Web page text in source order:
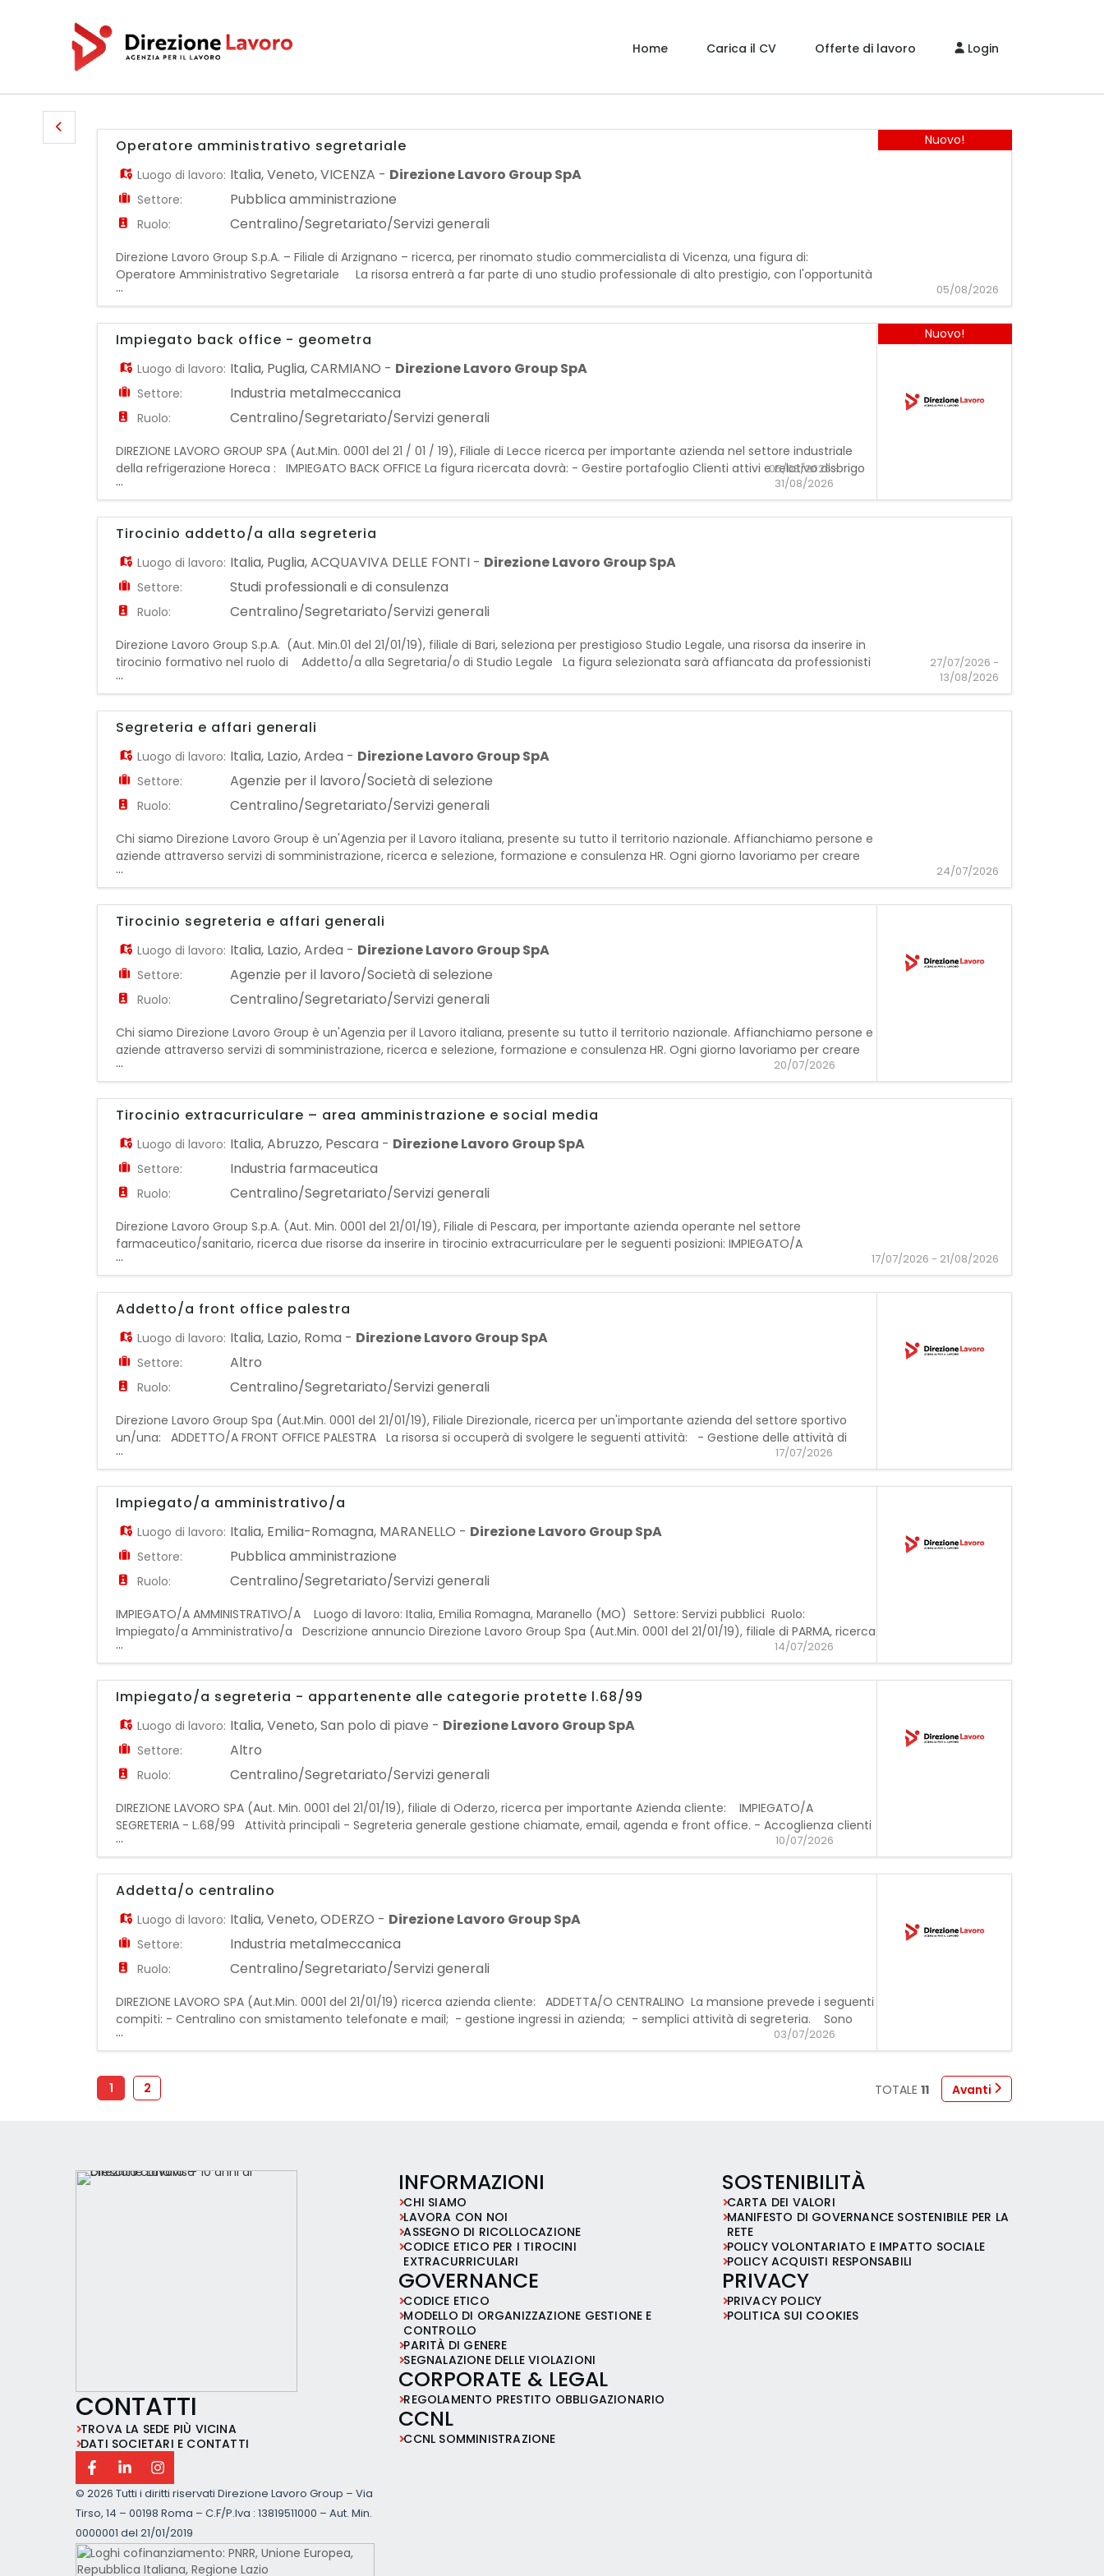
Home Carica il CV Offerte di lavoro Login
Operatore amministrativo segretariale
Luogo di lavoro: Italia,Veneto,VICENZA - Direzione Lavoro Group SpA
Settore: Pubblica amministrazione
Ruolo: Centralino/Segretariato/Servizi generali
Direzione Lavoro Group S.p.A. – Filiale di Arzignano – ricerca, per rinomato studio commercialista di Vicenza, una figura di:
Operatore Amministrativo Segretariale La risorsa entrerà a far parte di uno studio professionale di alto prestigio, con l'opportunità
di sviluppare competenze tecniche e professionali operando a stretto contatto c
...
Nuovo!
05/08/2026
Impiegato back office - geometra
Luogo di lavoro: Italia, Puglia,CARMIANO - Direzione Lavoro Group SpA
Settore: Industria metalmeccanica
Ruolo: Centralino/Segretariato/Servizi generali
DIREZIONE LAVORO GROUP SPA (Aut.Min. 0001 del 21 / 01 / 19), Filiale di Lecce ricerca per importante azienda nel settore industriale
della refrigerazione Horeca : IMPIEGATO BACK OFFICE La figura ricercata dovrà: - Gestire portafoglio Clienti attivi e relativo disbrigo
pratiche amministrative; - Combinare competenze amministrative con abili
...
Nuovo!
05/08/2026 -
31/08/2026
Tirocinio addetto/a alla segreteria
Luogo di lavoro: Italia, Puglia,ACQUAVIVA DELLE FONTI - Direzione Lavoro Group SpA
Settore: Studi professionali e di consulenza
Ruolo: Centralino/Segretariato/Servizi generali
Direzione Lavoro Group S.p.A. (Aut. Min.01 del 21/01/19), filiale di Bari, seleziona per prestigioso Studio Legale, una risorsa da inserire in
tirocinio formativo nel ruolo di Addetto/a alla Segretaria/o di Studio Legale La figura selezionata sarà affiancata da professionisti
del settore e avrà l'opportunità di acquisire competenze nella
...
27/07/2026 -
13/08/2026
Segreteria e affari generali
Luogo di lavoro: Italia, Lazio,Ardea - Direzione Lavoro Group SpA
Settore: Agenzie per il lavoro/Società di selezione
Ruolo: Centralino/Segretariato/Servizi generali
Chi siamo Direzione Lavoro Group è un'Agenzia per il Lavoro italiana, presente su tutto il territorio nazionale. Affianchiamo persone e
aziende attraverso servizi di somministrazione, ricerca e selezione, formazione e consulenza HR. Ogni giorno lavoriamo per creare
nuove opportunità professionali e supportare la crescita delle imprese. Per la nos
... 24/07/2026
Tirocinio segreteria e affari generali
Luogo di lavoro: Italia, Lazio,Ardea - Direzione Lavoro Group SpA
Settore: Agenzie per il lavoro/Società di selezione
Ruolo: Centralino/Segretariato/Servizi generali
Chi siamo Direzione Lavoro Group è un'Agenzia per il Lavoro italiana, presente su tutto il territorio nazionale. Affianchiamo persone e
aziende attraverso servizi di somministrazione, ricerca e selezione, formazione e consulenza HR. Ogni giorno lavoriamo per creare
nuove opportunità professionali e supportare la crescita delle imprese. Per la nos
... 20/07/2026
Tirocinio extracurriculare – area amministrazione e social media
Luogo di lavoro: Italia,Abruzzo, Pescara - Direzione Lavoro Group SpA
Settore: Industria farmaceutica
Ruolo: Centralino/Segretariato/Servizi generali
Direzione Lavoro Group S.p.A. (Aut. Min. 0001 del 21/01/19), Filiale di Pescara, per importante azienda operante nel settore
farmaceutico/sanitario, ricerca due risorse da inserire in tirocinio extracurriculare per le seguenti posizioni: IMPIEGATO/A
AMMINISTRATIVO/A CONTABILE IN TIROCINIO EXTRACURRICULARE SOCIAL MEDIA MANAGER (SMM) IN TIROCINIO E
... 17/07/2026 - 21/08/2026
Addetto/a front office palestra
Luogo di lavoro: Italia, Lazio, Roma - Direzione Lavoro Group SpA
Settore: Altro
Ruolo: Centralino/Segretariato/Servizi generali
Direzione Lavoro Group Spa (Aut.Min. 0001 del 21/01/19), Filiale Direzionale, ricerca per un'importante azienda del settore sportivo
un/una: ADDETTO/A FRONT OFFICE PALESTRA La risorsa si occuperà di svolgere le seguenti attività: - Gestione delle attività di
accoglienza e supporto amministrativo alle iscrizioni - Supporto alla rete c
... 17/07/2026
Impiegato/a amministrativo/a
Luogo di lavoro: Italia, Emilia-Romagna, MARANELLO - Direzione Lavoro Group SpA
Settore: Pubblica amministrazione
Ruolo: Centralino/Segretariato/Servizi generali
IMPIEGATO/A AMMINISTRATIVO/A Luogo di lavoro: Italia, Emilia Romagna, Maranello (MO) Settore: Servizi pubblici Ruolo:
Impiegato/a Amministrativo/a Descrizione annuncio Direzione Lavoro Group Spa (Aut.Min. 0001 del 21/01/19), filiale di PARMA, ricerca
un: IMPIEGATO/A AMMINISTRATIVO/A Le risorse verranno assegnate all'Area Operator
... 14/07/2026
Impiegato/a segreteria - appartenente alle categorie protette l.68/99
Luogo di lavoro: Italia,Veneto,San polo di piave - Direzione Lavoro Group SpA
Settore: Altro
Ruolo: Centralino/Segretariato/Servizi generali
DIREZIONE LAVORO SPA (Aut. Min. 0001 del 21/01/19), filiale di Oderzo, ricerca per importante Azienda cliente: IMPIEGATO/A
SEGRETERIA - L.68/99 Attività principali - Segreteria generale gestione chiamate, email, agenda e front office. - Accoglienza clienti
ricezione, assistenza e informazioni al pubblico. - Supporto amministrativo inserim
... 10/07/2026
Addetta/o centralino
Luogo di lavoro: Italia,Veneto,ODERZO - Direzione Lavoro Group SpA
Settore: Industria metalmeccanica
Ruolo: Centralino/Segretariato/Servizi generali
DIREZIONE LAVORO SPA (Aut.Min. 0001 del 21/01/19) ricerca azienda cliente: ADDETTA/O CENTRALINO La mansione prevede i seguenti
compiti: - Centralino con smistamento telefonate e mail; - gestione ingressi in azienda; - semplici attività di segreteria. Sono
richiesti i seguenti requisiti: - Minima esperienza nella mansione; - Conoscenza
... 03/07/2026
1 2 Avanti
TOTALE 11
CONTATTI
TROVA LA SEDE PIÙ VICINA
DATI SOCIETARI E CONTATTI
© 2026 Tutti i diritti riservati Direzione Lavoro Group – Via
Tirso, 14 – 00198 Roma – C.F/P.Iva : 13819511000 – Aut. Min.
0000001 del 21/01/2019
INFORMAZIONI
CHI SIAMO
LAVORA CON NOI
ASSEGNO DI RICOLLOCAZIONE
CODICE ETICO PER I TIROCINI
EXTRACURRICULARI
GOVERNANCE
CODICE ETICO
MODELLO DI ORGANIZZAZIONE GESTIONE E
CONTROLLO
PARITÀ DI GENERE
SEGNALAZIONE DELLE VIOLAZIONI
CORPORATE & LEGAL
REGOLAMENTO PRESTITO OBBLIGAZIONARIO
CCNL
CCNL SOMMINISTRAZIONE
SOSTENIBILITÀ
CARTA DEI VALORI
MANIFESTO DI GOVERNANCE SOSTENIBILE PER LA
RETE
POLICY VOLONTARIATO E IMPATTO SOCIALE
POLICY ACQUISTI RESPONSABILI
PRIVACY
PRIVACY POLICY
POLITICA SUI COOKIES